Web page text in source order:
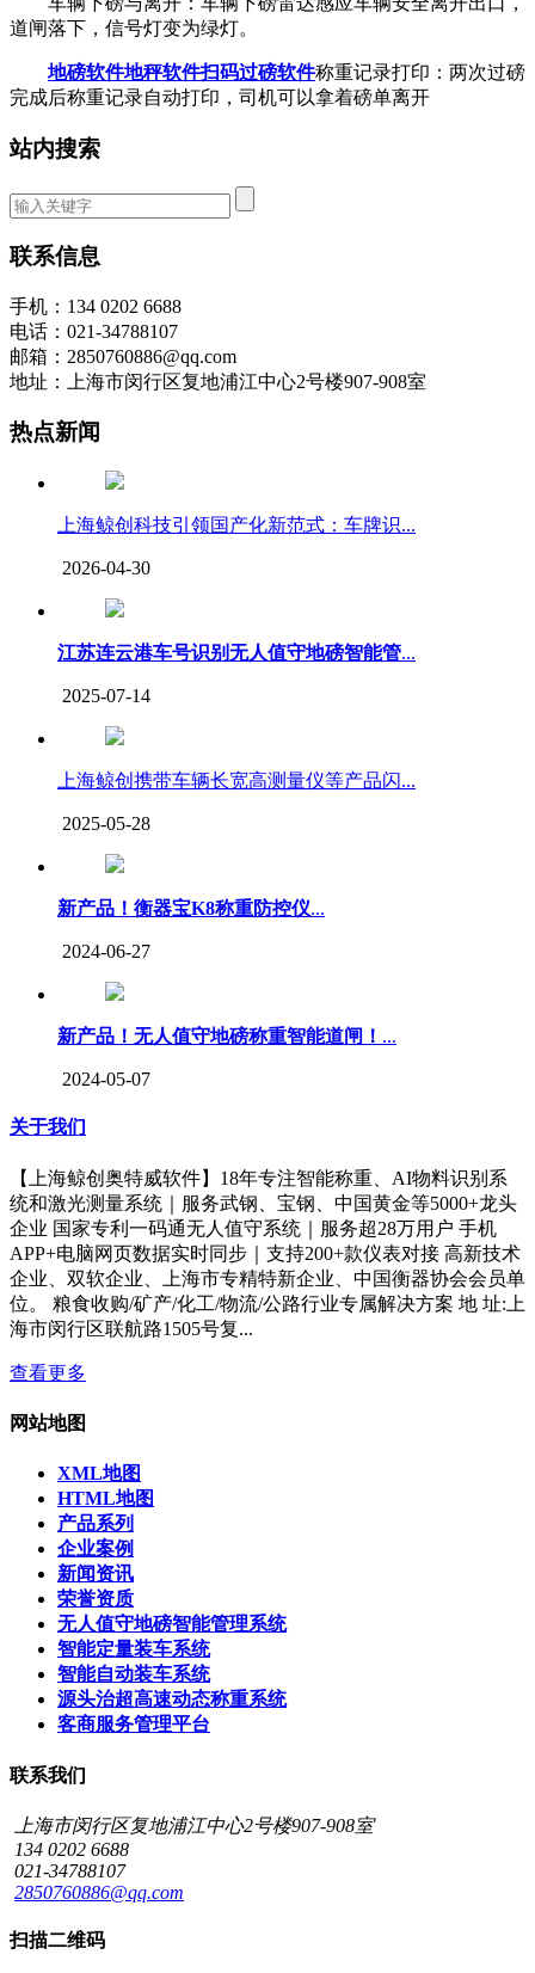
道闸落下，信号灯变为绿灯。
地磅软件地秤软件扫码过磅软件称重记录打印：两次过磅
完成后称重记录自动打印，司机可以拿着磅单离开
站内搜索
联系信息
手机：134 0202 6688
电话：021-34788107
邮箱：2850760886@qq.com
地址：上海市闵行区复地浦江中心2号楼907-908室
热点新闻
上海鲸创科技引领国产化新范式：车牌识...
2026-04-30
江苏连云港车号识别无人值守地磅智能管...
2025-07-14
上海鲸创携带车辆长宽高测量仪等产品闪...
2025-05-28
新产品！衡器宝K8称重防控仪...
2024-06-27
新产品！无人值守地磅称重智能道闸！ ...
2024-05-07
关于我们
【上海鲸创奥特威软件】18年专注智能称重、AI物料识别系
统和激光测量系统｜服务武钢、宝钢、中国黄金等5000+龙头
企业 国家专利一码通无人值守系统｜服务超28万用户 手机
APP+电脑网页数据实时同步｜支持200+款仪表对接 高新技术
企业、双软企业、上海市专精特新企业、中国衡器协会会员单
位。 粮食收购/矿产/化工/物流/公路行业专属解决方案 地 址:上
海市闵行区联航路1505号复...
查看更多
网站地图
XML地图
HTML地图
产品系列
企业案例
新闻资讯
荣誉资质
无人值守地磅智能管理系统
智能定量装车系统
智能自动装车系统
源头治超高速动态称重系统
客商服务管理平台
联系我们
上海市闵行区复地浦江中心2号楼907-908室
134 0202 6688
021-34788107
2850760886@qq.com
扫描二维码